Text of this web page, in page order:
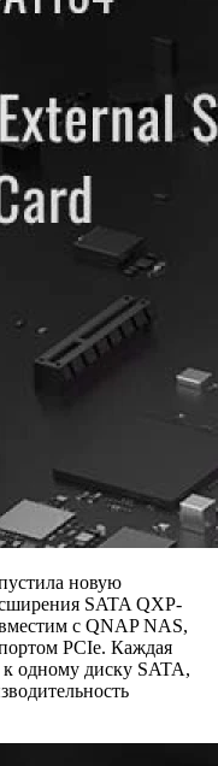
новую
SATA QXP-
с QNAP NAS,
PCIe. Каждая
одному диску SATA,